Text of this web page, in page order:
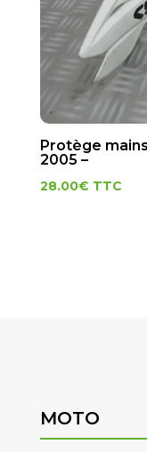
Protège
2005 –
28.00€ TTC
MOTO